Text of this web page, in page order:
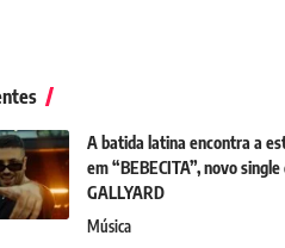
A batida latina encontra a
em “BEBECITA”, novo single
GALLYARD
Música